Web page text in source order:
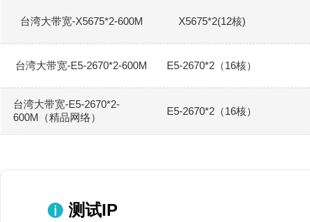
台湾大带宽-X5675*2-600M X5675*2(12核)
台湾大带宽-E5-2670*2-600M E5-2670*2（16核）
台湾大带宽-E5-2670*2-
600M（精品网络）
E5-2670*2（16核）
测试IP